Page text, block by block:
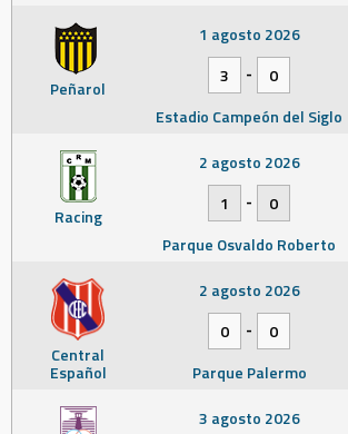
Peñarol
1 agosto 2026
3
-
0
Estadio Campeón del Siglo
Racing
2 agosto 2026
1
-
0
Parque Osvaldo Roberto
Central
Español
2 agosto 2026
0
-
0
Parque Palermo
3 agosto 2026